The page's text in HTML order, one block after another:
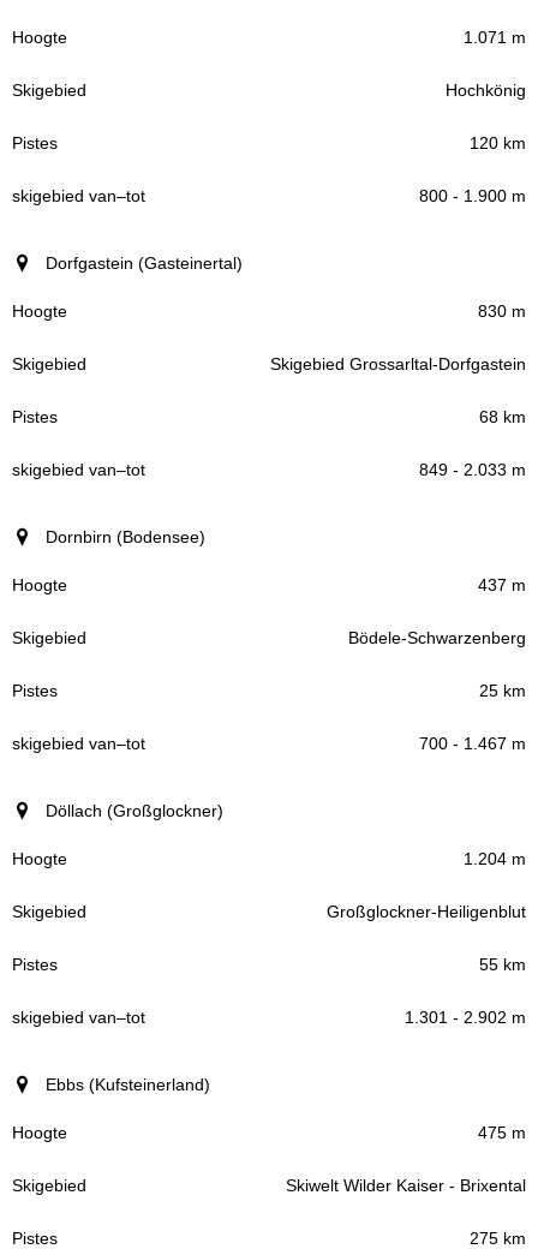
1.071 m
Hochkönig
120 km
800 - 1.900 m
Dorfgastein (Gasteinertal)
830 m
Skigebied Grossarltal-Dorfgastein
68 km
849 - 2.033 m
Dornbirn (Bodensee)
437 m
Bödele-Schwarzenberg
25 km
700 - 1.467 m
Döllach (Großglockner)
1.204 m
Großglockner-Heiligenblut
55 km
1.301 - 2.902 m
Ebbs (Kufsteinerland)
475 m
Skiwelt Wilder Kaiser - Brixental
275 km